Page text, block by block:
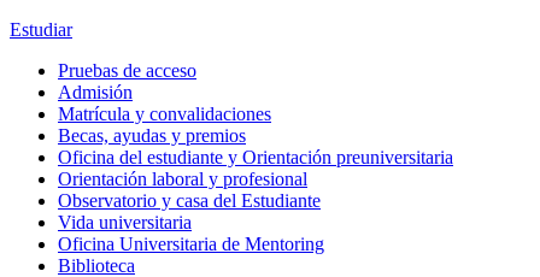
Estudiar
Pruebas de acceso
Admisión
Matrícula y convalidaciones
Becas, ayudas y premios
Oficina del estudiante y Orientación preuniversitaria
Orientación laboral y profesional
Observatorio y casa del Estudiante
Vida universitaria
Oficina Universitaria de Mentoring
Biblioteca